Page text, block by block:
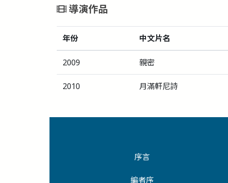
導演作品
年份 中文片名
2009 親密
2010 月滿軒尼詩
序言
編者序